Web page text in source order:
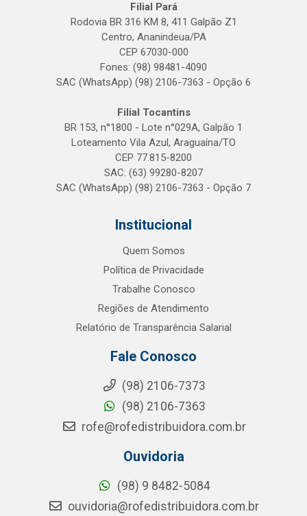
Filial Pará
Rodovia BR 316 KM 8, 411 Galpão Z1
Centro, Ananindeua/PA
CEP 67030-000
Fones: (98) 98481-4090
SAC (WhatsApp) (98) 2106-7363 - Opção 6
Filial Tocantins
BR 153, n°1800 - Lote n°029A, Galpão 1
Loteamento Vila Azul, Araguaína/TO
CEP 77.815-8200
SAC: (63) 99280-8207
SAC (WhatsApp) (98) 2106-7363 - Opção 7
Institucional
Quem Somos
Política de Privacidade
Trabalhe Conosco
Regiões de Atendimento
Relatório de Transparência Salarial
Fale Conosco
(98) 2106-7373
(98) 2106-7363
rofe@rofedistribuidora.com.br
Ouvidoria
(98) 9 8482-5084
ouvidoria@rofedistribuidora.com.br